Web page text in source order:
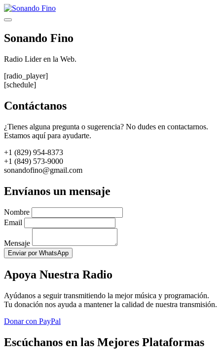
Saltar
al
Menú
Sonando Fino
Radio Lider en la Web.
[radio_player]
[schedule]
Contáctanos
¿Tienes alguna pregunta o sugerencia? No dudes en contactarnos.
Estamos aquí para ayudarte.
+1 (829) 954-8373
+1 (849) 573-9000
sonandofino@gmail.com
Envíanos un mensaje
Nombre
Email
Mensaje
Enviar por WhatsApp
Apoya Nuestra Radio
Ayúdanos a seguir transmitiendo la mejor música y programación.
Tu donación nos ayuda a mantener la calidad de nuestra transmisión.
Donar con PayPal
Escúchanos en las Mejores Plataformas